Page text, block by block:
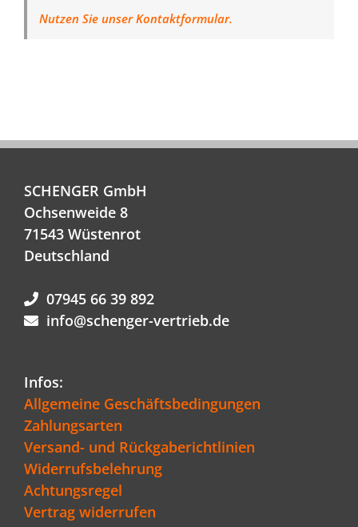
Nutzen Sie unser Kontaktformular.
SCHENGER GmbH
Ochsenweide 8
71543 Wüstenrot
Deutschland
07945 66 39 892
info@schenger-vertrieb.de
Infos:
Allgemeine Geschäftsbedingungen
Zahlungsarten
Versand- und Rückgaberichtlinien
Widerrufsbelehrung
Achtungsregel
Vertrag widerrufen